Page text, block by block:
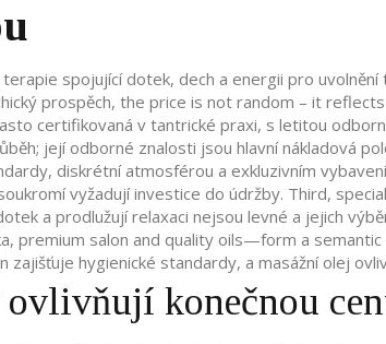
spojující dotek, dech a energii pro uvolnění
prospěch, the price is not random – it
certifikovaná v tantrické praxi, s letitou
její odborné znalosti jsou hlavní nákladová
diskrétní atmosférou a exkluzivním
vyžadují investice do údržby. Third,
a prodlužují relaxaci nejsou levné a jejich
premium salon and quality oils—form a semantic
zajišťuje hygienické standardy, a masážní olej
konečnou